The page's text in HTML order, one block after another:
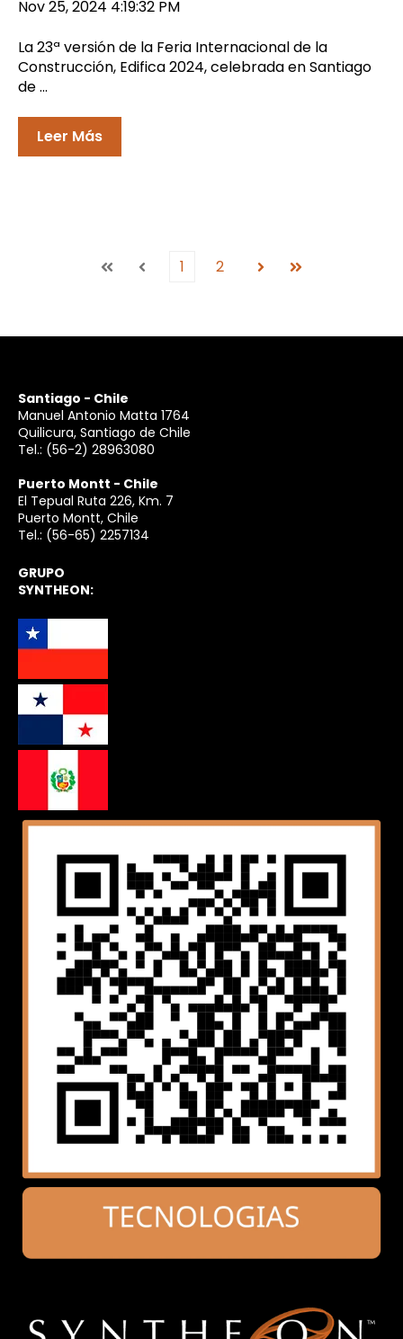
Nov 25, 2024 4:19:32 PM
La 23ª versión de la Feria Internacional de la
Construcción, Edifica 2024, celebrada en Santiago
de ...
Leer Más
PrimeraAnterior1 2 SiguienteÚltima
Santiago - Chile
Manuel Antonio Matta 1764
Quilicura, Santiago de Chile
Tel.: (56-2) 28963080
Puerto Montt - Chile
El Tepual Ruta 226, Km. 7
Puerto Montt, Chile
Tel.: (56-65) 2257134
GRUPO
SYNTHEON: